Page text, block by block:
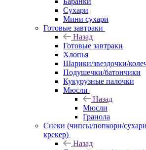
Сухари
Мини сухари
Готовые завтраки
Назад
Готовые завтраки
Хлопья
Шарики/звездочки/
Подушечки/батончики
Кукурузные палочки
Мюсли
Назад
Мюсли
Гранола
Снеки (чипсы/попкорн/
крекер)
Назад